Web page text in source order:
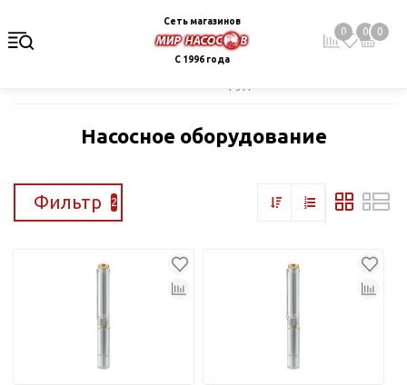
Сеть магазинов
С 1996 года
0 0 0
Насосное оборудование
Фильтр 2